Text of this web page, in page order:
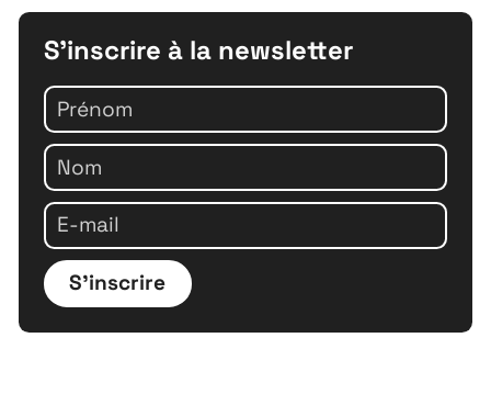
S'inscrire à la newsletter
S'inscrire